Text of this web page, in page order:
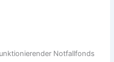
Notfallfonds